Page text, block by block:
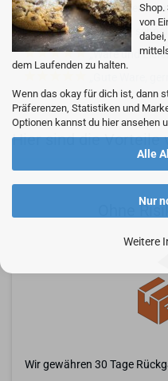
Shop.
von
dem Laufenden zu halten.
Wenn das okay für dich ist, dann
Präferenzen, Statistiken und
Optionen kannst du hier ansehen
Alle
Nur
Weitere
Customer
Einfach,
Ware und
Hier sind die Vorteile
Ohne
Wir gewähren 30 Tage